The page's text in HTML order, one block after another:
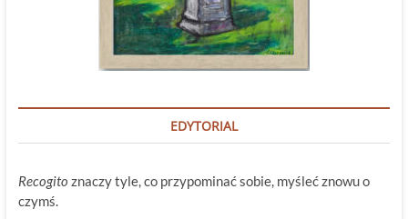
EDYTORIAL
Recogito znaczy tyle, co przypominać sobie, myśleć znowu o
czymś.